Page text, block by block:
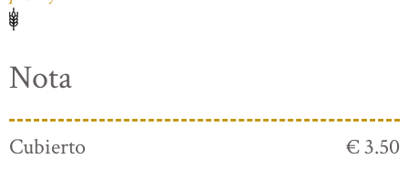
Nota
Cubierto
€ 3.50